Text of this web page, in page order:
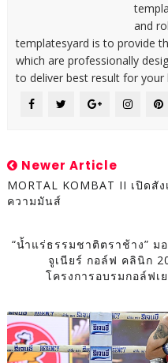
and
templatesyard is to provide
which are professionally
to deliver best result for your
Newer Article
MORTAL KOMBAT II เปิดสั
ความมันส์
“น้ำแร่ธรรมชาติตราช้าง”
จูเนียร์ กอล์ฟ คลินิก
โครงการอบรมกอล์ฟเ